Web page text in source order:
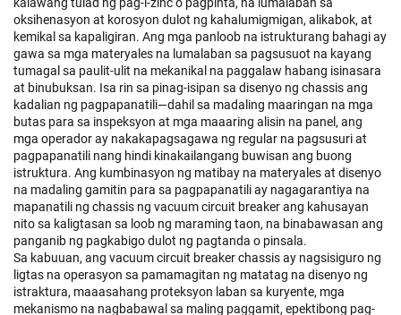
oksihenasyon at korosyon dulot ng kahalumigmigan, alikabok, at
kemikal sa kapaligiran. Ang mga panloob na istrukturang bahagi ay
gawa sa mga materyales na lumalaban sa pagsusuot na kayang
tumagal sa paulit-ulit na mekanikal na paggalaw habang isinasara
at binubuksan. Isa rin sa pinag-isipan sa disenyo ng chassis ang
kadalian ng pagpapanatili—dahil sa madaling maaringan na mga
butas para sa inspeksyon at mga maaaring alisin na panel, ang
mga operador ay nakakapagsagawa ng regular na pagsusuri at
pagpapanatili nang hindi kinakailangang buwisan ang buong
istruktura. Ang kumbinasyon ng matibay na materyales at disenyo
na madaling gamitin para sa pagpapanatili ay nagagarantiya na
mapanatili ng chassis ng vacuum circuit breaker ang kahusayan
nito sa kaligtasan sa loob ng maraming taon, na binabawasan ang
panganib ng pagkabigo dulot ng pagtanda o pinsala.
Sa kabuuan, ang vacuum circuit breaker chassis ay nagsisiguro ng
ligtas na operasyon sa pamamagitan ng matatag na disenyo ng
istraktura, maaasahang proteksyon laban sa kuryente, mga
mekanismo na nagbabawal sa maling paggamit, epektibong pag-